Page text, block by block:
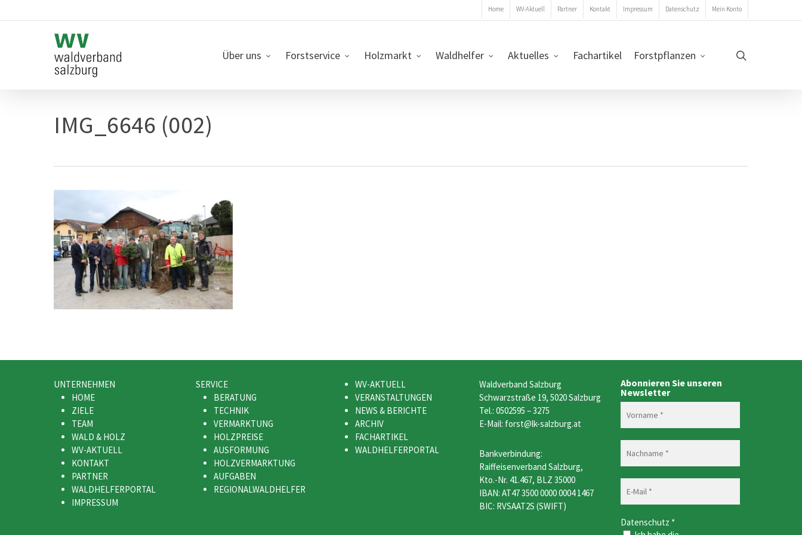
to
Home WV-Aktuell Partner Kontakt Impressum Datenschutz Mein Konto
Über uns Forstservice Holzmarkt Waldhelfer Aktuelles Fachartikel Forstpflanzen
IMG_6646 (002)
UNTERNEHMEN
HOME
ZIELE
TEAM
WALD & HOLZ
WV-AKTUELL
KONTAKT
PARTNER
WALDHELFERPORTAL
IMPRESSUM
SERVICE
BERATUNG
TECHNIK
VERMARKTUNG
HOLZPREISE
AUSFORMUNG
HOLZVERMARKTUNG
AUFGABEN
REGIONALWALDHELFER
WV-AKTUELL
VERANSTALTUNGEN
NEWS & BERICHTE
ARCHIV
FACHARTIKEL
WALDHELFERPORTAL
Waldverband Salzburg
Schwarzstraße 19, 5020 Salzburg
Tel.: 0502595 – 3275
E-Mail: forst@lk-salzburg.at
Bankverbindung:
Raiffeisenverband Salzburg,
Kto.-Nr. 41.467, BLZ 35000
IBAN: AT47 3500 0000 0004 1467
BIC: RVSAAT2S (SWIFT)
Abonnieren Sie unseren
Newsletter
Datenschutz *